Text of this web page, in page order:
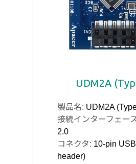
UDM2A
製品名: UDM2A
接続インターフェー
2.0
コネクタ: 10-pin
header)